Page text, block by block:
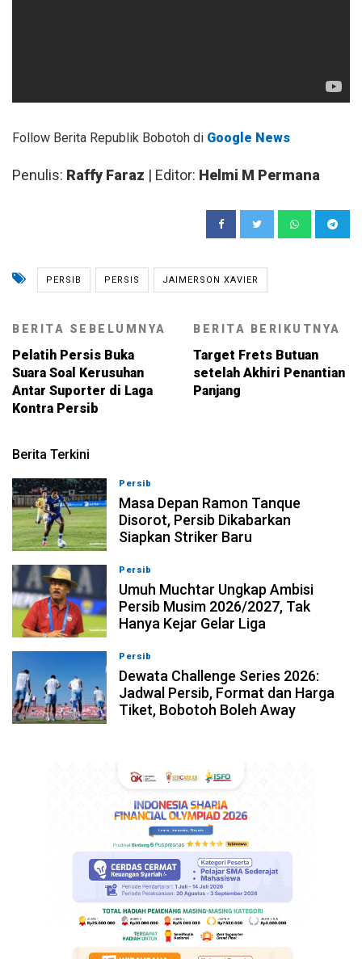
Follow Berita Republik Bobotoh di Google News
Penulis: Raffy Faraz | Editor: Helmi M Permana
PERSIB PERSIS JAIMERSON XAVIER
BERITA SEBELUMNYA
Pelatih Persis Buka
Suara Soal Kerusuhan
Antar Suporter di Laga
Kontra Persib
BERITA BERIKUTNYA
Target Frets Butuan
setelah Akhiri Penantian
Panjang
Berita Terkini
Persib
Masa Depan Ramon Tanque
Disorot, Persib Dikabarkan
Siapkan Striker Baru
Persib
Umuh Muchtar Ungkap Ambisi
Persib Musim 2026/2027, Tak
Hanya Kejar Gelar Liga
Persib
Dewata Challenge Series 2026:
Jadwal Persib, Format dan Harga
Tiket, Bobotoh Boleh Away